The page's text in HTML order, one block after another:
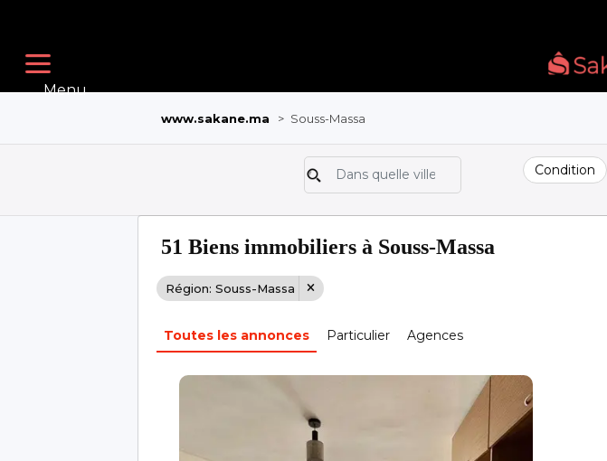
Menu
www.sakane.ma > Souss-Massa
Condition
51 Biens immobiliers à Souss-Massa
Région: Souss-Massa
Toutes les annonces Particulier Agences